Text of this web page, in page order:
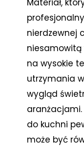
nierdzewnej
niesamowitą
na wysokie
utrzymania
wygląd
do kuchni
może być